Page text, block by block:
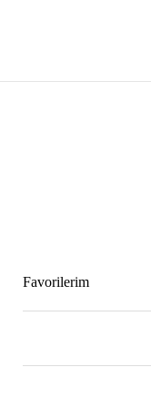
Favorilerim